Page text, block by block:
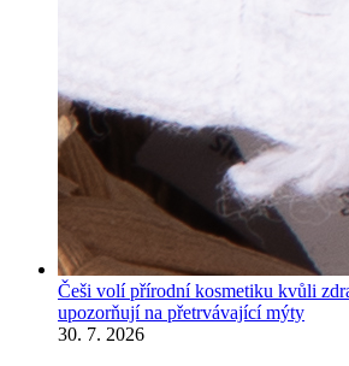
Češi volí přírodní kosmetiku kvůli
upozorňují na přetrvávající mýty
30. 7. 2026